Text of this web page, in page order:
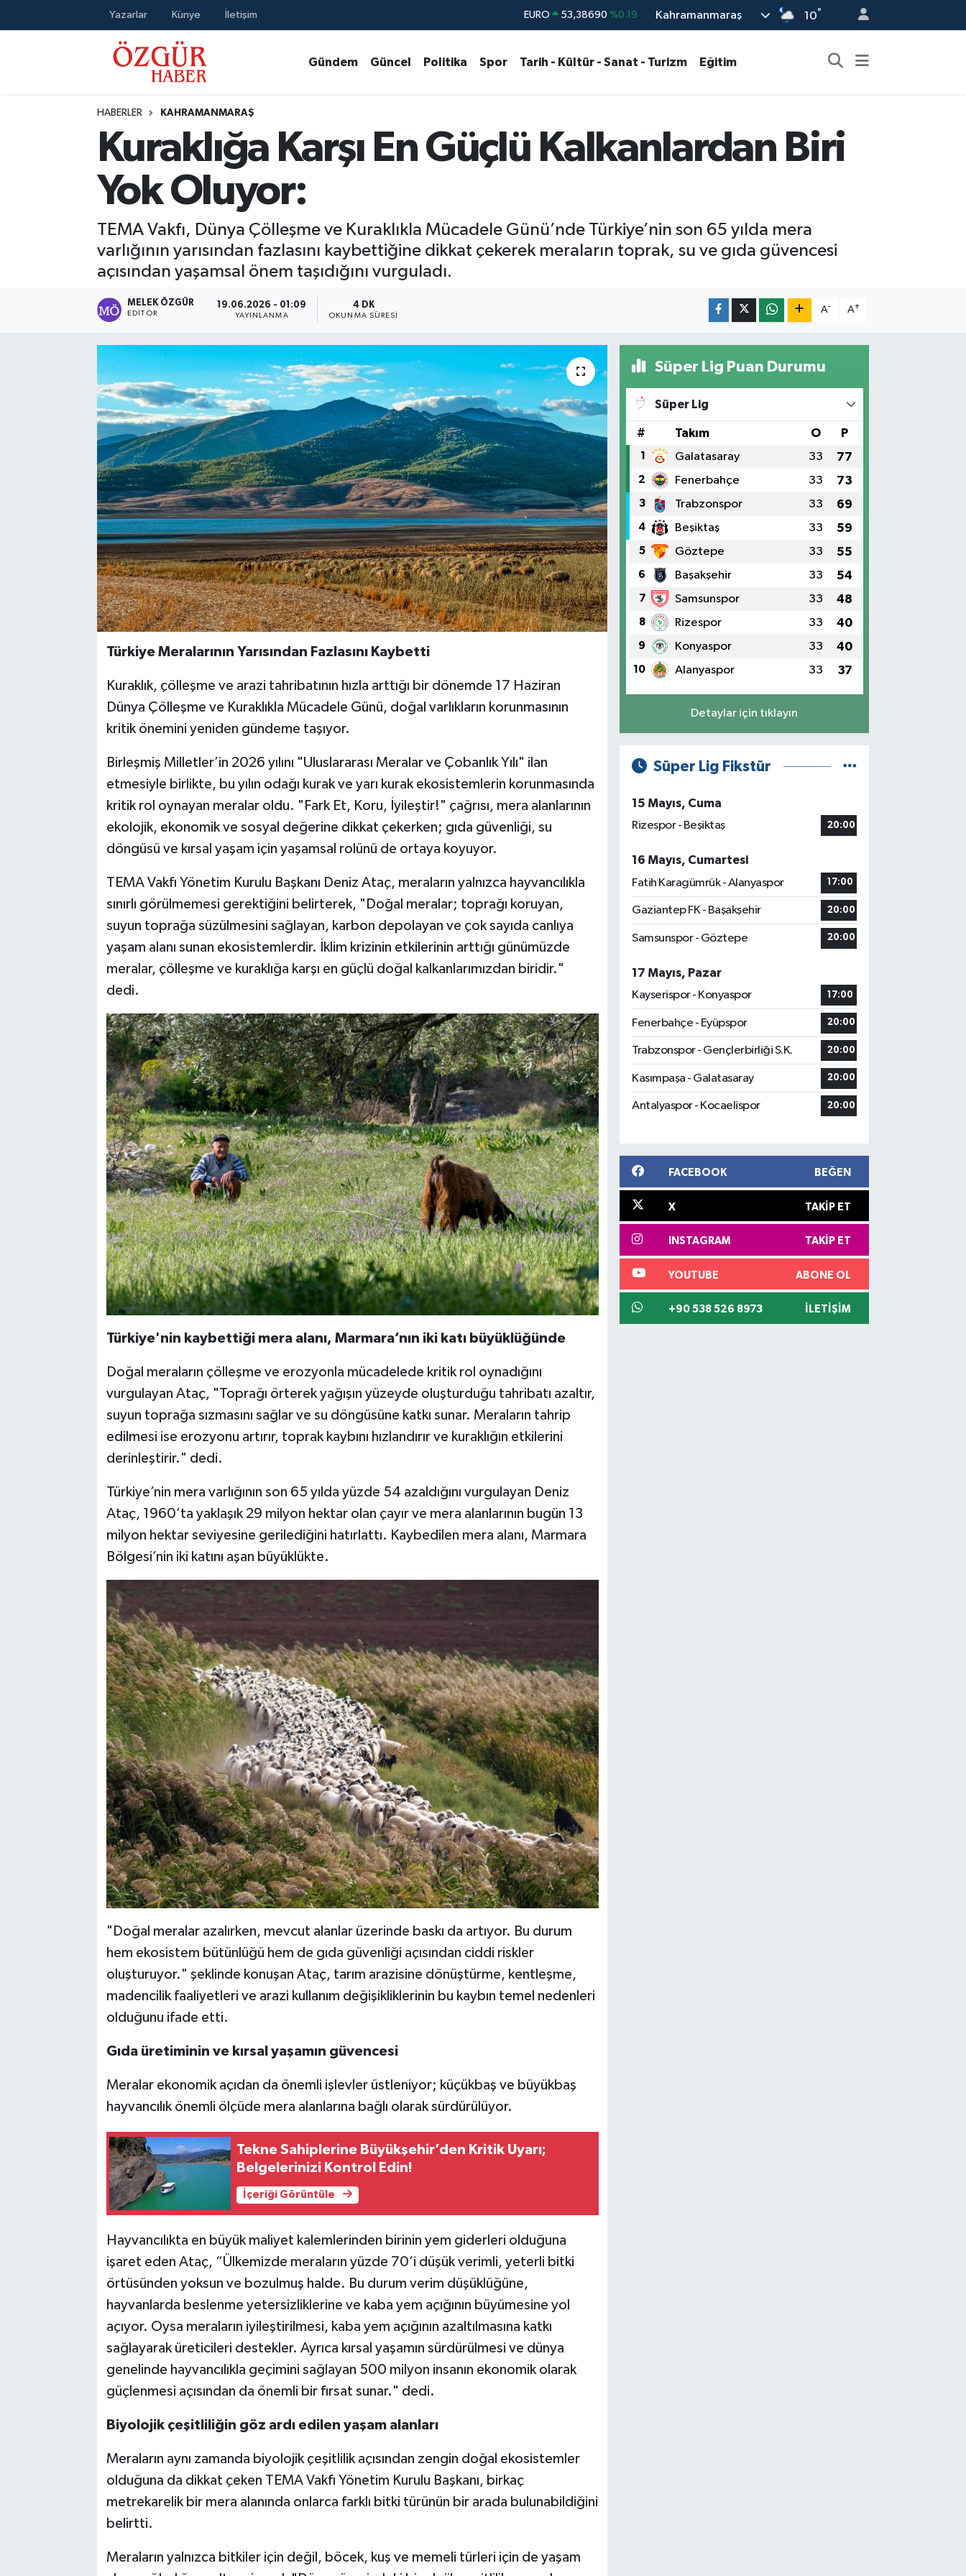
Yazarlar Künye İletişim STERLİN 61,60380 %0.18
BİST100 14.598,00 %0
EURO 53,38690 %0.19
Kahramanmaraş 10°
Gündem Güncel Politika Spor Tarih - Kültür - Sanat - Turizm Eğitim
HABERLER KAHRAMANMARAŞ
Kuraklığa Karşı En Güçlü Kalkanlardan Biri
Yok Oluyor:
TEMA Vakfı, Dünya Çölleşme ve Kuraklıkla Mücadele Günü’nde Türkiye’nin son 65 yılda mera
varlığının yarısından fazlasını kaybettiğine dikkat çekerek meraların toprak, su ve gıda güvencesi
açısından yaşamsal önem taşıdığını vurguladı.
MELEK ÖZGÜR
EDITÖR
19.06.2026 - 01:09
YAYINLANMA
4 DK
OKUNMA SÜRESI
A- A+
Türkiye Meralarının Yarısından Fazlasını Kaybetti
Kuraklık, çölleşme ve arazi tahribatının hızla arttığı bir dönemde 17 Haziran
Dünya Çölleşme ve Kuraklıkla Mücadele Günü, doğal varlıkların korunmasının
kritik önemini yeniden gündeme taşıyor.
Birleşmiş Milletler’in 2026 yılını "Uluslararası Meralar ve Çobanlık Yılı" ilan
etmesiyle birlikte, bu yılın odağı kurak ve yarı kurak ekosistemlerin korunmasında
kritik rol oynayan meralar oldu. "Fark Et, Koru, İyileştir!" çağrısı, mera alanlarının
ekolojik, ekonomik ve sosyal değerine dikkat çekerken; gıda güvenliği, su
döngüsü ve kırsal yaşam için yaşamsal rolünü de ortaya koyuyor.
TEMA Vakfı Yönetim Kurulu Başkanı Deniz Ataç, meraların yalnızca hayvancılıkla
sınırlı görülmemesi gerektiğini belirterek, "Doğal meralar; toprağı koruyan,
suyun toprağa süzülmesini sağlayan, karbon depolayan ve çok sayıda canlıya
yaşam alanı sunan ekosistemlerdir. İklim krizinin etkilerinin arttığı günümüzde
meralar, çölleşme ve kuraklığa karşı en güçlü doğal kalkanlarımızdan biridir."
dedi.
Türkiye'nin kaybettiği mera alanı, Marmara’nın iki katı büyüklüğünde
Doğal meraların çölleşme ve erozyonla mücadelede kritik rol oynadığını
vurgulayan Ataç, "Toprağı örterek yağışın yüzeyde oluşturduğu tahribatı azaltır,
suyun toprağa sızmasını sağlar ve su döngüsüne katkı sunar. Meraların tahrip
edilmesi ise erozyonu artırır, toprak kaybını hızlandırır ve kuraklığın etkilerini
derinleştirir." dedi.
Türkiye’nin mera varlığının son 65 yılda yüzde 54 azaldığını vurgulayan Deniz
Ataç, 1960’ta yaklaşık 29 milyon hektar olan çayır ve mera alanlarının bugün 13
milyon hektar seviyesine gerilediğini hatırlattı. Kaybedilen mera alanı, Marmara
Bölgesi’nin iki katını aşan büyüklükte.
"Doğal meralar azalırken, mevcut alanlar üzerinde baskı da artıyor. Bu durum
hem ekosistem bütünlüğü hem de gıda güvenliği açısından ciddi riskler
oluşturuyor." şeklinde konuşan Ataç, tarım arazisine dönüştürme, kentleşme,
madencilik faaliyetleri ve arazi kullanım değişikliklerinin bu kaybın temel nedenleri
olduğunu ifade etti.
Gıda üretiminin ve kırsal yaşamın güvencesi
Meralar ekonomik açıdan da önemli işlevler üstleniyor; küçükbaş ve büyükbaş
hayvancılık önemli ölçüde mera alanlarına bağlı olarak sürdürülüyor.
Tekne Sahiplerine Büyükşehir’den Kritik Uyarı;
Belgelerinizi Kontrol Edin!
İçeriği Görüntüle
Hayvancılıkta en büyük maliyet kalemlerinden birinin yem giderleri olduğuna
işaret eden Ataç, “Ülkemizde meraların yüzde 70’i düşük verimli, yeterli bitki
örtüsünden yoksun ve bozulmuş halde. Bu durum verim düşüklüğüne,
hayvanlarda beslenme yetersizliklerine ve kaba yem açığının büyümesine yol
açıyor. Oysa meraların iyileştirilmesi, kaba yem açığının azaltılmasına katkı
sağlayarak üreticileri destekler. Ayrıca kırsal yaşamın sürdürülmesi ve dünya
genelinde hayvancılıkla geçimini sağlayan 500 milyon insanın ekonomik olarak
güçlenmesi açısından da önemli bir fırsat sunar." dedi.
Biyolojik çeşitliliğin göz ardı edilen yaşam alanları
Meraların aynı zamanda biyolojik çeşitlilik açısından zengin doğal ekosistemler
olduğuna da dikkat çeken TEMA Vakfı Yönetim Kurulu Başkanı, birkaç
metrekarelik bir mera alanında onlarca farklı bitki türünün bir arada bulunabildiğini
belirtti.
Meraların yalnızca bitkiler için değil, böcek, kuş ve memeli türleri için de yaşam
Süper Lig Puan Durumu
Süper Lig
# Takım O P
1 Galatasaray 33 77
2 Fenerbahçe 33 73
3 Trabzonspor 33 69
4 Beşiktaş 33 59
5 Göztepe 33 55
6 Başakşehir 33 54
7 Samsunspor 33 48
8 Rizespor 33 40
9 Konyaspor 33 40
10 Alanyaspor 33 37
Detaylar için tıklayın
Süper Lig Fikstür
15 Mayıs, Cuma
Rizespor - Beşiktaş
20:00
16 Mayıs, Cumartesi
Fatih Karagümrük - Alanyaspor
17:00
Gaziantep FK - Başakşehir 20:00
Samsunspor - Göztepe 20:00
17 Mayıs, Pazar
Kayserispor - Konyaspor
17:00
Fenerbahçe - Eyüpspor 20:00
Trabzonspor - Gençlerbirliği S.K. 20:00
Kasımpaşa - Galatasaray 20:00
Antalyaspor - Kocaelispor 20:00
FACEBOOK BEĞEN
X TAKIP ET
INSTAGRAM TAKIP ET
YOUTUBE ABONE OL
+90 538 526 8973 İLETIŞIM
MODA - GÜZELLİK
Tarih - Kültür - Sanat - Turizm
Nöbetçi Eczaneler
Trafik Durumu
Süper Lig Puan Durumu ve Fikstür
Tüm Manşetler
Son Dakika Haberleri
Haber Arşivi